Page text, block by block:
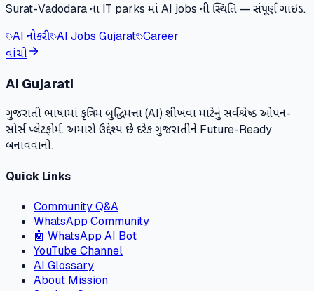
Surat-Vadodara ના IT parks માં AI jobs ની સ્થિતિ — સંપૂર્ણ ગાઇડ.
AI નોકરી AI Jobs Gujarat Career
વાંચો
AI Gujarati
ગુજરાતી ભાષામાં કૃત્રિમ બુદ્ધિમત્તા (AI) શીખવા માટેનું સર્વશ્રેષ્ઠ ઓપન-
સોર્સ પ્લેટફોર્મ. અમારો ઉદ્દેશ્ય છે દરેક ગુજરાતીને Future-Ready
બનાવવાનો.
Quick Links
Community Q&A
WhatsApp Community
🤖 WhatsApp AI Bot
YouTube Channel
AI Glossary
About Mission